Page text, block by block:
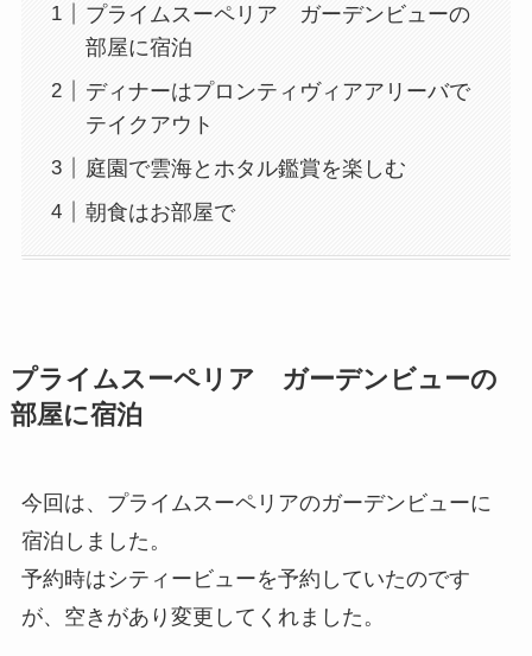
プライムスーペリア ガーデンビューの
部屋に宿泊
ディナーはプロンティヴィアアリーバで
テイクアウト
庭園で雲海とホタル鑑賞を楽しむ
朝食はお部屋で
プライムスーペリア ガーデンビューの
部屋に宿泊
今回は、プライムスーペリアのガーデンビューに
宿泊しました。
予約時はシティービューを予約していたのです
が、空きがあり変更してくれました。